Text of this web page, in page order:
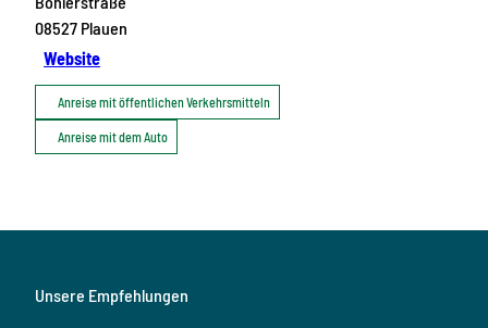
08527 Plauen
Website
Anreise mit öffentlichen Verkehrsmitteln
Anreise mit dem Auto
Unsere Empfehlungen